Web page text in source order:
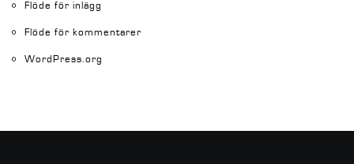
Flöde för inlägg
Flöde för kommentarer
WordPress.org